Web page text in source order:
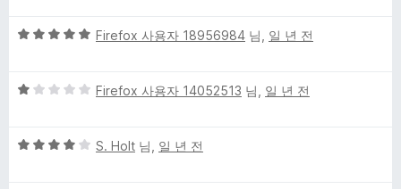
점
점
5
점
점
Firefox 사용자 18956984 님, 일 년 전
5
점
Firefox 사용자 14052513 님, 일 년 전
5
S. Holt 님, 일 년 전